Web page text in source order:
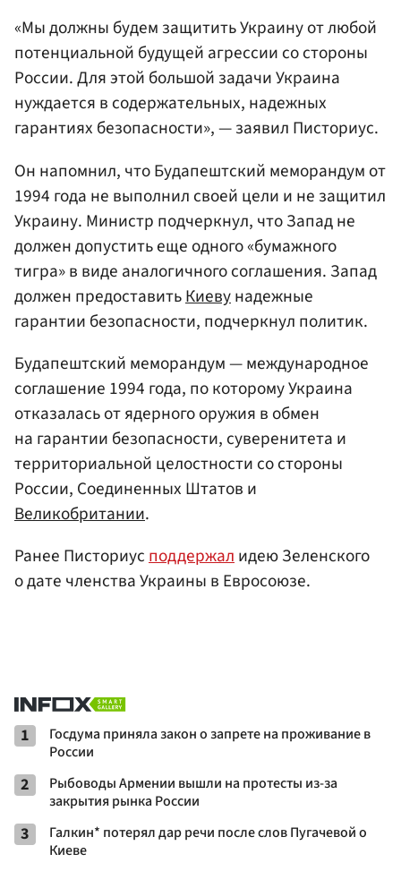
«Мы должны будем защитить Украину от любой
потенциальной будущей агрессии со стороны
России. Для этой большой задачи Украина
нуждается в содержательных, надежных
гарантиях безопасности», — заявил Писториус.
Он напомнил, что Будапештский меморандум от
1994 года не выполнил своей цели и не защитил
Украину. Министр подчеркнул, что Запад не
должен допустить еще одного «бумажного
тигра» в виде аналогичного соглашения. Запад
должен предоставитьКиевунадежные
гарантии безопасности, подчеркнул политик.
Будапештский меморандум — международное
соглашение 1994 года, по которому Украина
отказалась от ядерного оружия в обмен
на гарантии безопасности, суверенитета и
территориальной целостности со стороны
России, Соединенных Штатов и
Великобритании.
Ранее Писториусподдержалидею Зеленского
о дате членства Украины в Евросоюзе.
1
Госдума приняла закон о запрете на проживание в
России
2
Рыбоводы Армении вышли на протесты из-за
закрытия рынка России
3
Галкин* потерял дар речи после слов Пугачевой о
Киеве